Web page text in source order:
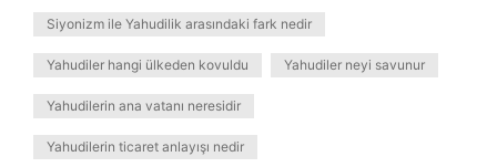
Siyonizm ile Yahudilik arasındaki fark nedir
Yahudiler hangi ülkeden kovuldu Yahudiler neyi savunur
Yahudilerin ana vatanı neresidir
Yahudilerin ticaret anlayışı nedir